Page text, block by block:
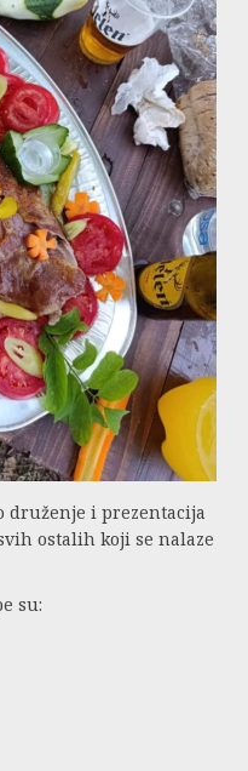
druženje i prezentacija
ostalih koji se nalaze
su: